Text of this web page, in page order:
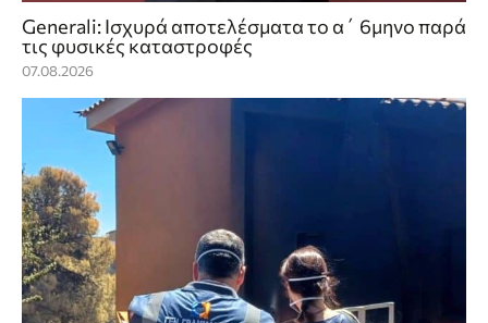
Generali: Ισχυρά αποτελέσματα το α΄ 6μηνο παρά
τις φυσικές καταστροφές
07.08.2026